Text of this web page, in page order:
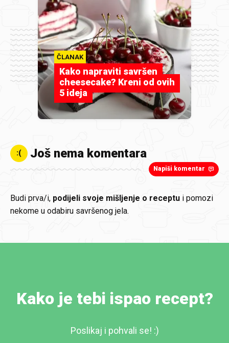
ČLANAK
Kako napraviti savršen
cheesecake? Kreni od ovih
5 ideja
:( Još nema komentara
Napiši komentar
Budi prva/i, podijeli svoje mišljenje o receptu i pomozi
nekome u odabiru savršenog jela.
Kako je tebi ispao recept?
Poslikaj i pohvali se! :)